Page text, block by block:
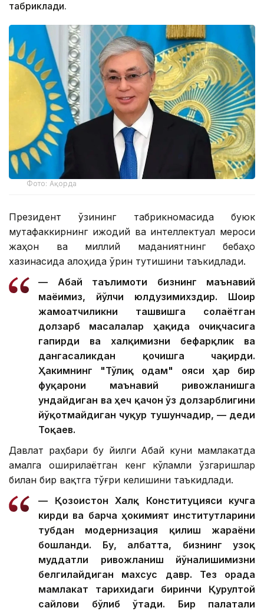
табриклади.
Фото: Ақорда
Президент ўзининг табрикномасида буюк
мутафаккирнинг ижодий ва интеллектуал мероси
жаҳон ва миллий маданиятнинг бебаҳо
хазинасида алоҳида ўрин тутишини таъкидлади.
— Абай таълимоти бизнинг маънавий
маёғимиз, йўлчи юлдузимихздир. Шоир
жамоатчиликни ташвишга солаётган
долзарб масалалар ҳақида очиқчасига
гапирди ва халқимизни бефарқлик ва
дангасаликдан қочишга чақирди.
Ҳакимнинг "Тўлиқ одам" ғояси ҳар бир
фуқарони маънавий ривожланишга
ундайдиган ва ҳеч қачон ўз долзарблигини
йўқотмайдиган чуқур тушунчадир, — деди
Тоқаев.
Давлат раҳбари бу йилги Абай куни мамлакатда
амалга оширилаётган кенг кўламли ўзгаришлар
билан бир вақтга тўғри келишини таъкидлади.
— Қозоғистон Халқ Конституцияси кучга
кирди ва барча ҳокимият институтларини
тубдан модернизация қилиш жараёни
бошланди. Бу, албатта, бизнинг узоқ
муддатли ривожланиш йўналишимизни
белгилайдиган махсус давр. Тез орада
мамлакат тарихидаги биринчи Қурултой
сайлови бўлиб ўтади. Бир палатали